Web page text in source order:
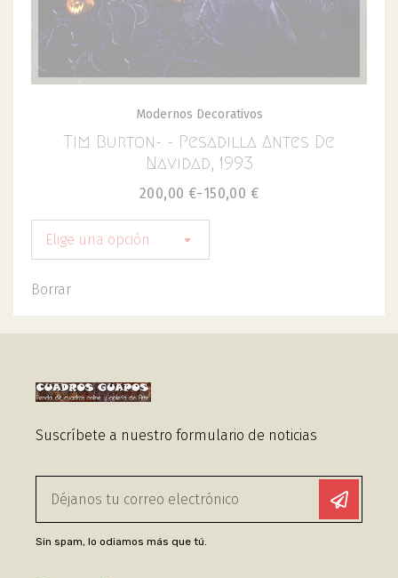
Modernos Decorativos
Tim Burton- - Pesadilla Antes De
Navidad, 1993
150,00 €
-
200,00 €
Elige una opción
Borrar
Suscríbete a nuestro formulario de noticias
Sin spam, lo odiamos más que tú.